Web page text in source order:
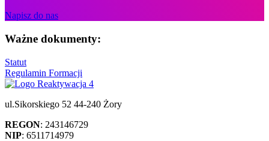
Napisz do nas
Ważne dokumenty:
Statut
Regulamin Formacji
ul.Sikorskiego 52 44-240 Żory
REGON: 243146729
NIP: 6511714979